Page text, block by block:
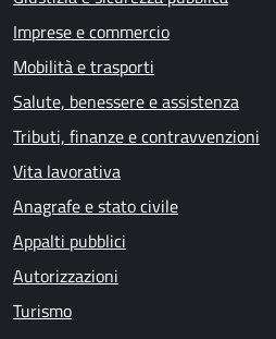
Imprese e commercio
Mobilità e trasporti
Salute, benessere e assistenza
Tributi, finanze e contravvenzioni
Vita lavorativa
Anagrafe e stato civile
Appalti pubblici
Autorizzazioni
Turismo